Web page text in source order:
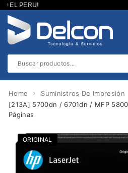
EL PERU!
Home › Suministros De Impresión
[213A] 5700dn / 6701dn / MFP
Páginas
ORIGINAL